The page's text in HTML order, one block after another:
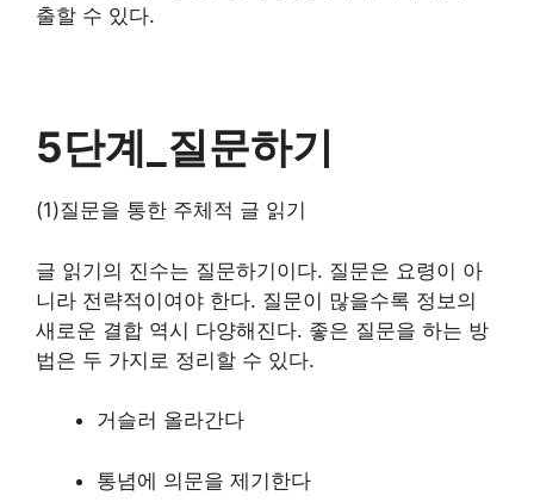
출할 수 있다.
5단계_질문하기
(1)질문을 통한 주체적 글 읽기
글 읽기의 진수는 질문하기이다. 질문은 요령이 아
니라 전략적이여야 한다. 질문이 많을수록 정보의
새로운 결합 역시 다양해진다. 좋은 질문을 하는 방
법은 두 가지로 정리할 수 있다.
거슬러 올라간다
통념에 의문을 제기한다